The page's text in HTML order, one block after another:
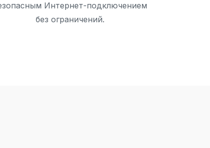
Интернет-подключением
без ограничений.